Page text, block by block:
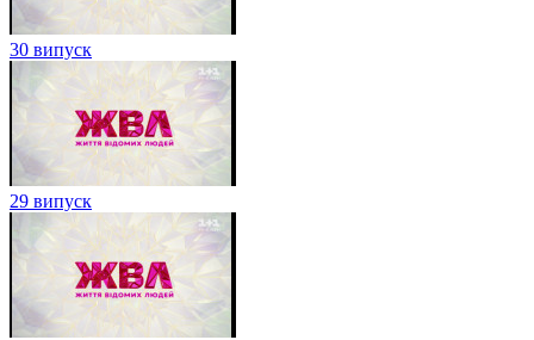
30 випуск
29 випуск